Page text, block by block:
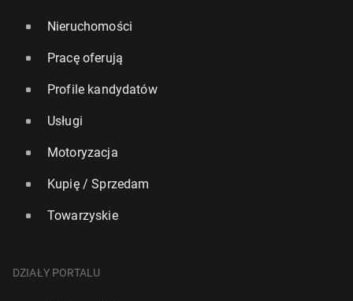
Nieruchomości
Pracę oferują
Profile kandydatów
Usługi
Motoryzacja
Kupię / Sprzedam
Towarzyskie
DZIAŁY PORTALU